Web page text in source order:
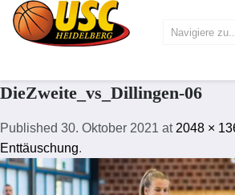
DieZweite_vs_Dillingen-06
Published 30. Oktober 2021 at 2048 ×
Enttäuschung.